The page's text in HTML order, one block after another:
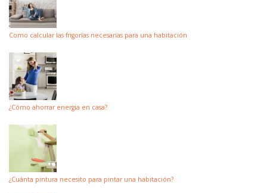
Como calcular las frigorías necesarias para una habitación
¿Cómo ahorrar energia en casa?
¿Cuánta pintura necesito para pintar una habitación?